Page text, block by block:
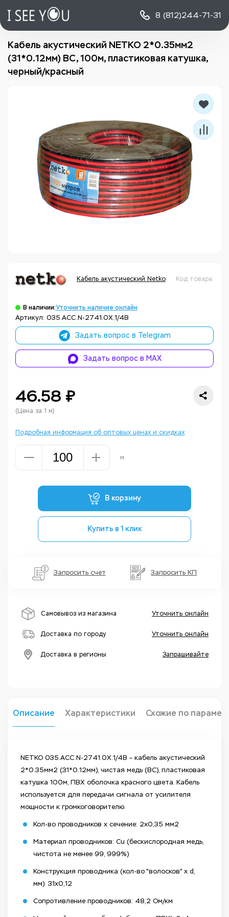
8 (812)244-71-31
Кабель акустический NETKO 2*0.35мм2
(31*0.12мм) BC, 100м, пластиковая катушка,
черный/красный
Кабель акустический Netko Код товара:
В наличии:Уточнить наличие онлайн
Артикул: 035.ACC.N-2741.0X.1/4В
Задать вопрос в Telegram
Задать вопрос в MAX
46.58 ₽
(Цена за 1 м)
Подробная информация об оптовых ценах и скидках
м
В корзину
Купить в 1 клик
Запросить счет Запросить КП
Самовывоз из магазина Уточнить онлайн
Доставка по городу Уточнить онлайн
Доставка в регионы Запрашивайте
Описание Характеристики Схожие по
NETKO 035.ACC.N-2741.0X.1/4В – кабель акустический
2*0.35мм2 (31*0.12мм), чистая медь (BC), пластиковая
катушка 100м, ПВХ оболочка красного цвета. Кабель
используется для передачи сигнала от усилителя
мощности к громкоговорителю.
Кол-во проводников х сечение: 2х0,35 мм2
Материал проводников: Cu (бескислородная медь,
чистота не менее 99, 999%)
Конструкция проводника (кол-во "волосков" х d,
мм): 31х0,12
Сопротивление проводников: 48,2 Ом/км